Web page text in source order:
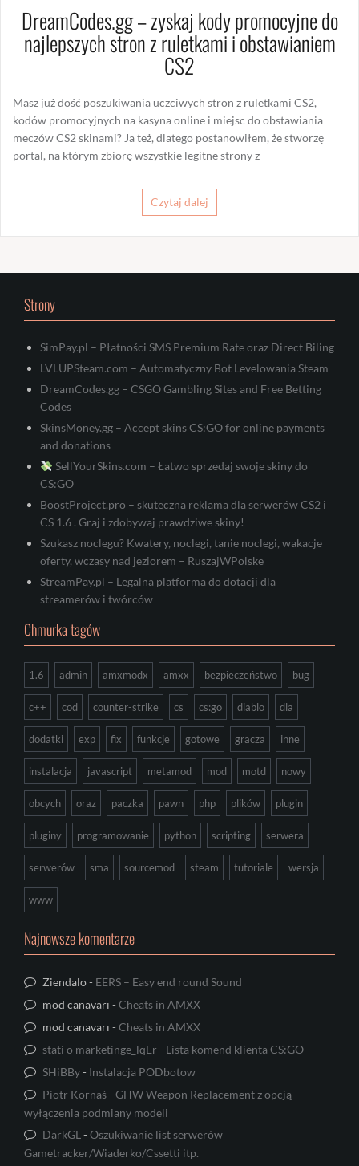
DreamCodes.gg – zyskaj kody promocyjne do
najlepszych stron z ruletkami i obstawianiem
CS2
Masz już dość poszukiwania uczciwych stron z ruletkami CS2,
kodów promocyjnych na kasyna online i miejsc do obstawiania
meczów CS2 skinami? Ja też, dlatego postanowiłem, że stworzę
portal, na którym zbiorę wszystkie legitne strony z
Czytaj dalej
Strony
SimPay.pl – Płatności SMS Premium Rate oraz Direct Biling
LVLUPSteam.com – Automatyczny Bot Levelowania Steam
DreamCodes.gg – CSGO Gambling Sites and Free Betting
Codes
SkinsMoney.gg – Accept skins CS:GO for online payments
and donations
SellYourSkins.com – Łatwo sprzedaj swoje skiny do
CS:GO
BoostProject.pro – skuteczna reklama dla serwerów CS2 i
CS 1.6 . Graj i zdobywaj prawdziwe skiny!
Szukasz noclegu? Kwatery, noclegi, tanie noclegi, wakacje
oferty, wczasy nad jeziorem – RuszajWPolske
StreamPay.pl – Legalna platforma do dotacji dla
streamerów i twórców
Chmurka tagów
1.6 admin amxmodx amxx bezpieczeństwo bug
c++ cod counter-strike cs cs:go diablo dla
dodatki exp fix funkcje gotowe gracza inne
instalacja javascript metamod mod motd nowy
obcych oraz paczka pawn php plików plugin
pluginy programowanie python scripting serwera
serwerów sma sourcemod steam tutoriale wersja
www
Najnowsze komentarze
Ziendalo- EERS – Easy end round Sound
mod canavarı -Cheats in AMXX
mod canavarı -Cheats in AMXX
stati o marketinge_lqEr - Lista komend klienta CS:GO
SHiBBy- Instalacja PODbotow
Piotr Kornaś-GHW Weapon Replacement z opcją
wyłączenia podmiany modeli
DarkGL -Oszukiwanie list serwerów
Gametracker/Wiaderko/Cssetti itp.